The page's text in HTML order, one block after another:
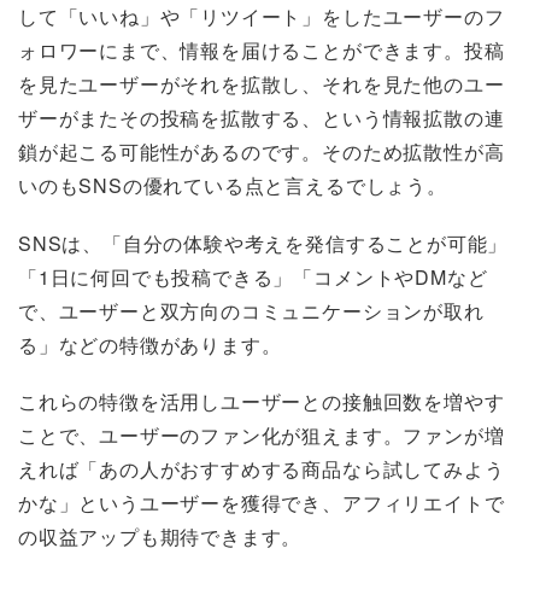
して「いいね」や「リツイート」をしたユーザーのフ
ォロワーにまで、情報を届けることができます。投稿
を見たユーザーがそれを拡散し、それを見た他のユー
ザーがまたその投稿を拡散する、という情報拡散の連
鎖が起こる可能性があるのです。そのため拡散性が高
いのもSNSの優れている点と言えるでしょう。
SNSは、「自分の体験や考えを発信することが可能」
「1日に何回でも投稿できる」「コメントやDMなど
で、ユーザーと双方向のコミュニケーションが取れ
る」などの特徴があります。
これらの特徴を活用しユーザーとの接触回数を増やす
ことで、ユーザーのファン化が狙えます。ファンが増
えれば「あの人がおすすめする商品なら試してみよう
かな」というユーザーを獲得でき、アフィリエイトで
の収益アップも期待できます。